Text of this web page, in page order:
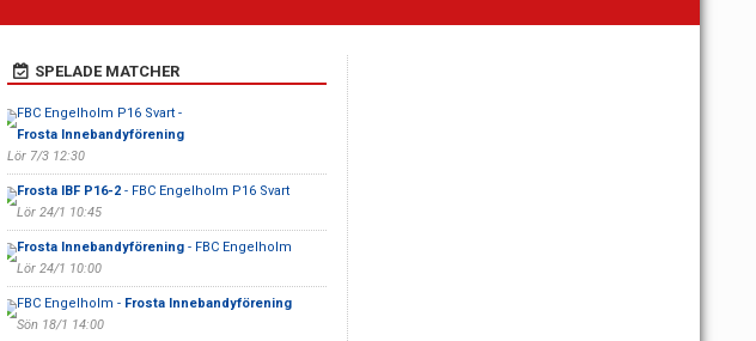
SPELADE MATCHER
FBC Engelholm P16 Svart -
Frosta Innebandyförening
Lör 7/3 12:30
Frosta IBF P16-2- FBC Engelholm P16 Svart
Lör 24/1 10:45
Frosta Innebandyförening- FBC Engelholm
Lör 24/1 10:00
FBC Engelholm - Frosta Innebandyförening
Sön 18/1 14:00